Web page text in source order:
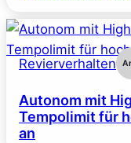
Revierverhalten
Autonom mit
Tempolimit für
an